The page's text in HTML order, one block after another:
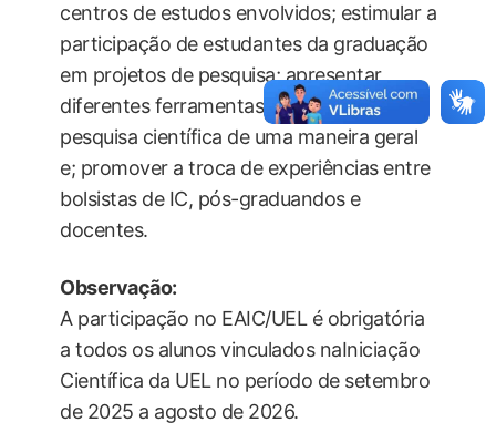
centros de estudos envolvidos; estimular a
participação de estudantes da graduação
em projetos de pesquisa; apresentar
diferentes ferramentas aplicáveis à
pesquisa científica de uma maneira geral
e; promover a troca de experiências entre
bolsistas de IC, pós-graduandos e
docentes.
Observação:
A participação no EAIC/UEL é obrigatória
a todos os alunos vinculados naIniciação
Científica da UEL no período de setembro
de 2025 a agosto de 2026.